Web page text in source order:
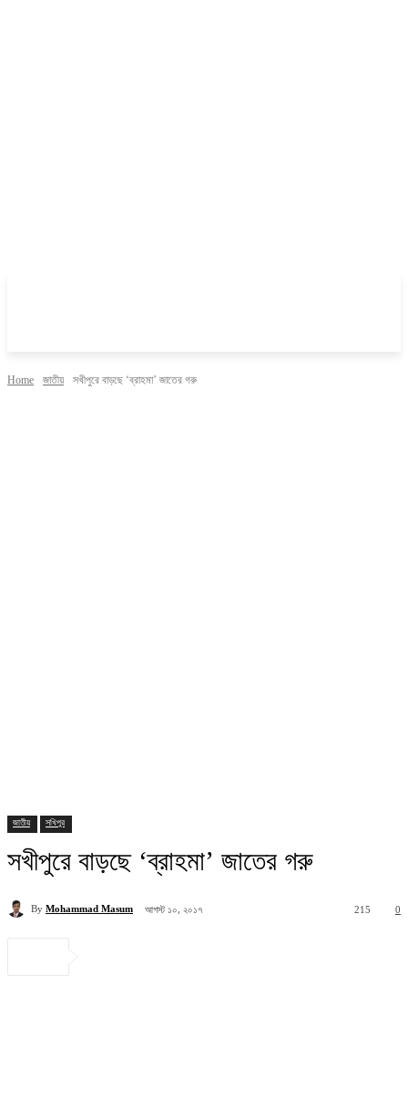
Home জাতীয় সখীপুরে বাড়ছে ‘ব্রাহমা’ জাতের গরু
জাতীয় সখিপুর
সখীপুরে বাড়ছে ‘ব্রাহমা’ জাতের গরু
By Mohammad Masum আগস্ট ১০, ২০১৭ 0
215